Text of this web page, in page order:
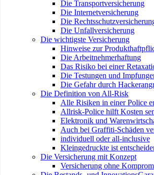
Die Transportversicherung
Die Internetversicherung
Die
Die Unfallversicherung
Die wichtigste Versicherung
Hinweise zur
Die Arbeitnehmerhaftung
Das Risiko bei einer
Die Testungen und
Die Gefahr durch
Die Definition von All-Risk
Alle Risiken in einer Police
Allrisk-Police hilft Kosten
Elektronik und
Auch bei Graffiti-Schäden
individuell oder all-inclusive
Kleingedruckte ist
Die Versicherung mit Konzept
Versicherung ohne